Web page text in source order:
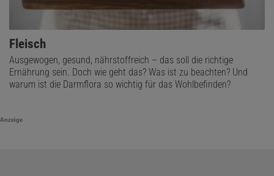
Fleisch
Ausgewogen, gesund, nährstoffreich – das soll die richtige
Ernährung sein. Doch wie geht das? Was ist zu beachten? Und
warum ist die Darmflora so wichtig für das Wohlbefinden?
Anzeige